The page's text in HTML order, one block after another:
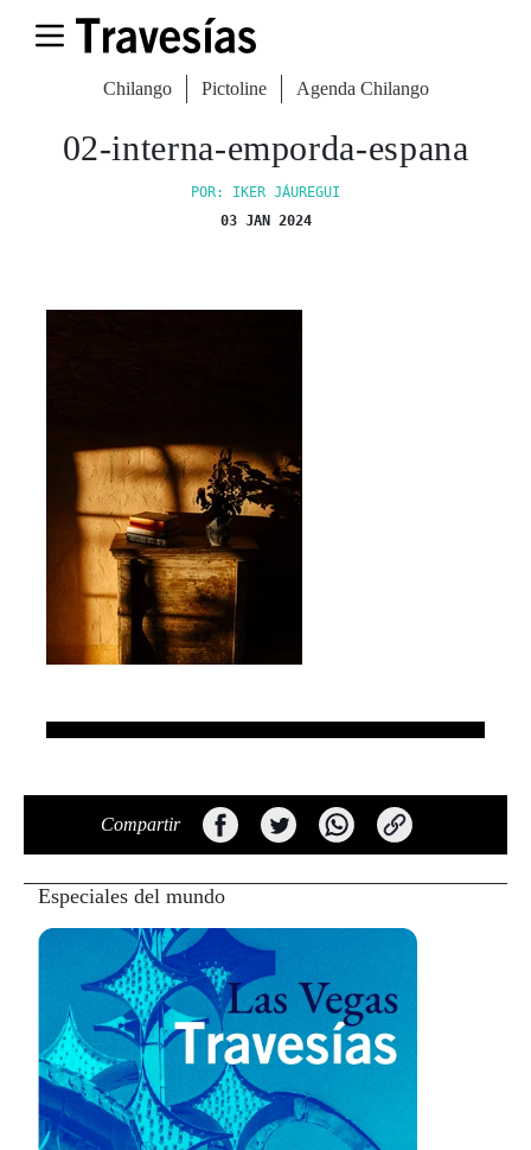
Chilango Pictoline Agenda Chilango
02-interna-emporda-espana
POR: IKER JÁUREGUI
03 JAN 2024
Compartir
Especiales del mundo